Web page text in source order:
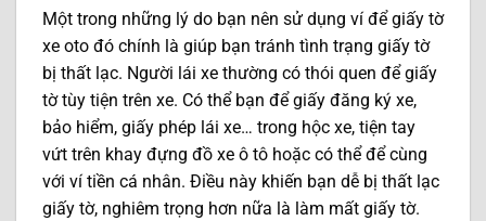
Một trong những lý do bạn nên sử dụng ví để giấy tờ
xe oto đó chính là giúp bạn tránh tình trạng giấy tờ
bị thất lạc. Người lái xe thường có thói quen để giấy
tờ tùy tiện trên xe. Có thể bạn để giấy đăng ký xe,
bảo hiểm, giấy phép lái xe… trong hộc xe, tiện tay
vứt trên khay đựng đồ xe ô tô hoặc có thể để cùng
với ví tiền cá nhân. Điều này khiến bạn dễ bị thất lạc
giấy tờ, nghiêm trọng hơn nữa là làm mất giấy tờ.